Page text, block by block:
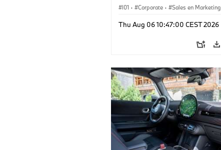
I01 · Corporate · Sales en Marketing
Thu Aug 06 10:47:00 CEST 2026